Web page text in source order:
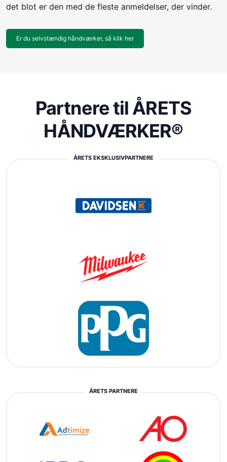
det blot er den med de fleste anmeldelser, der vinder.
Er du selvstændig håndværker, så klik her
Partnere til ÅRETS
HÅNDVÆRKER®
ÅRETS EKSKLUSIVPARTNERE
ÅRETS PARTNERE